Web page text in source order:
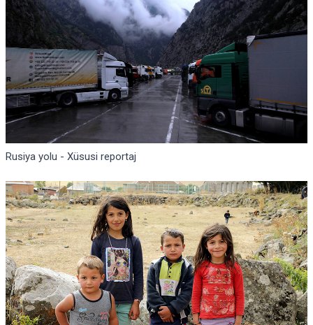
Rusiya yolu - Xüsusi reportaj